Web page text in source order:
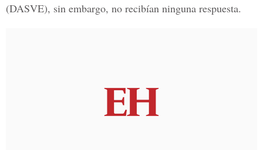
(DASVE), sin embargo, no recibían ninguna respuesta.